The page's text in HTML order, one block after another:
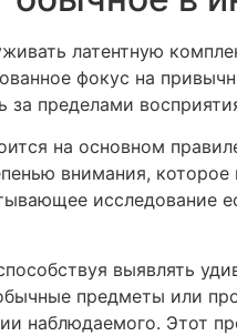
латентную
фокус на
за пределами
на основном
внимания,
исследование
выявлять
предметы или
наблюдаемого. Этот